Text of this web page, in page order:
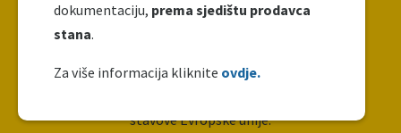
dokumentaciju, prema sjedištu prodavca
stana.
Za više informacija kliknite ovdje.
finansijsku podršku Evropske unije. Za njen sadržaj
stavove Evropske unije.